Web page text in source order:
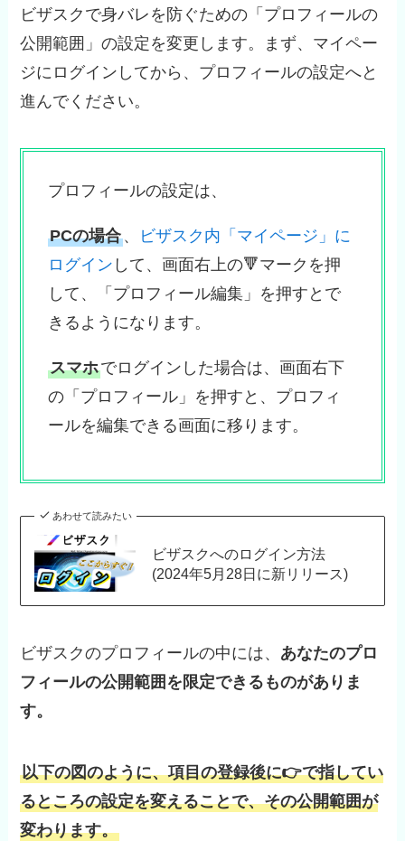
ビザスクで身バレを防ぐための「プロフィールの
公開範囲」の設定を変更します。まず、マイペー
ジにログインしてから、プロフィールの設定へと
進んでください。
プロフィールの設定は、
PCの場合、
ビザスク内「マイページ」に
ログイン して、画面右上の🔻マークを押
して、「プロフィール編集」を押すとで
きるようになります。
スマホでログインした場合は、画面右下
の「プロフィール」を押すと、プロフィ
ールを編集できる画面に移ります。
あわせて読みたい
ビザスクへのログイン方法
(2024年5月28日に新リリース)
ビザスクのプロフィールの中には、 あなたのプロ
フィールの公開範囲を限定できるものがありま
す。
以下の図のように、項目の登録後に👉で指してい
るところの設定を変えることで、その公開範囲が
変わります。